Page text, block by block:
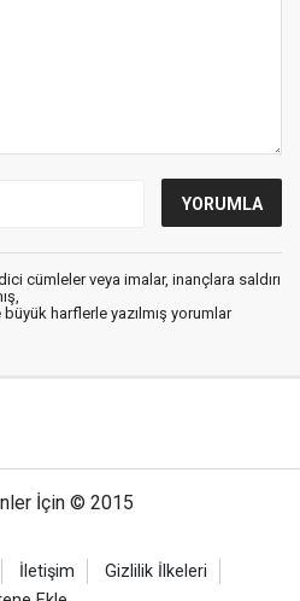
cümleler veya imalar, inançlara saldırı
harflerle yazılmış yorumlar
İçin © 2015
İletişim
Gizlilik İlkeleri